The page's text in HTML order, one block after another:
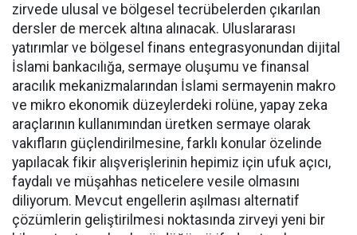
zirvede ulusal ve bölgesel tecrübelerden çıkarılan
dersler de mercek altına alınacak. Uluslararası
yatırımlar ve bölgesel finans entegrasyonundan dijital
İslami bankacılığa, sermaye oluşumu ve finansal
aracılık mekanizmalarından İslami sermayenin makro
ve mikro ekonomik düzeylerdeki rolüne, yapay zeka
araçlarının kullanımından üretken sermaye olarak
vakıfların güçlendirilmesine, farklı konular özelinde
yapılacak fikir alışverişlerinin hepimiz için ufuk açıcı,
faydalı ve müşahhas neticelere vesile olmasını
diliyorum. Mevcut engellerin aşılması alternatif
çözümlerin geliştirilmesi noktasında zirveyi yeni bir